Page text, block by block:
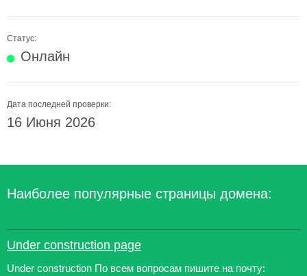
Статус:
Онлайн
Дата последней проверки:
16 Июня 2026
Наиболее популярные страницы домена:
Under construction page
Under construction По всем вопросам пишите на почту: